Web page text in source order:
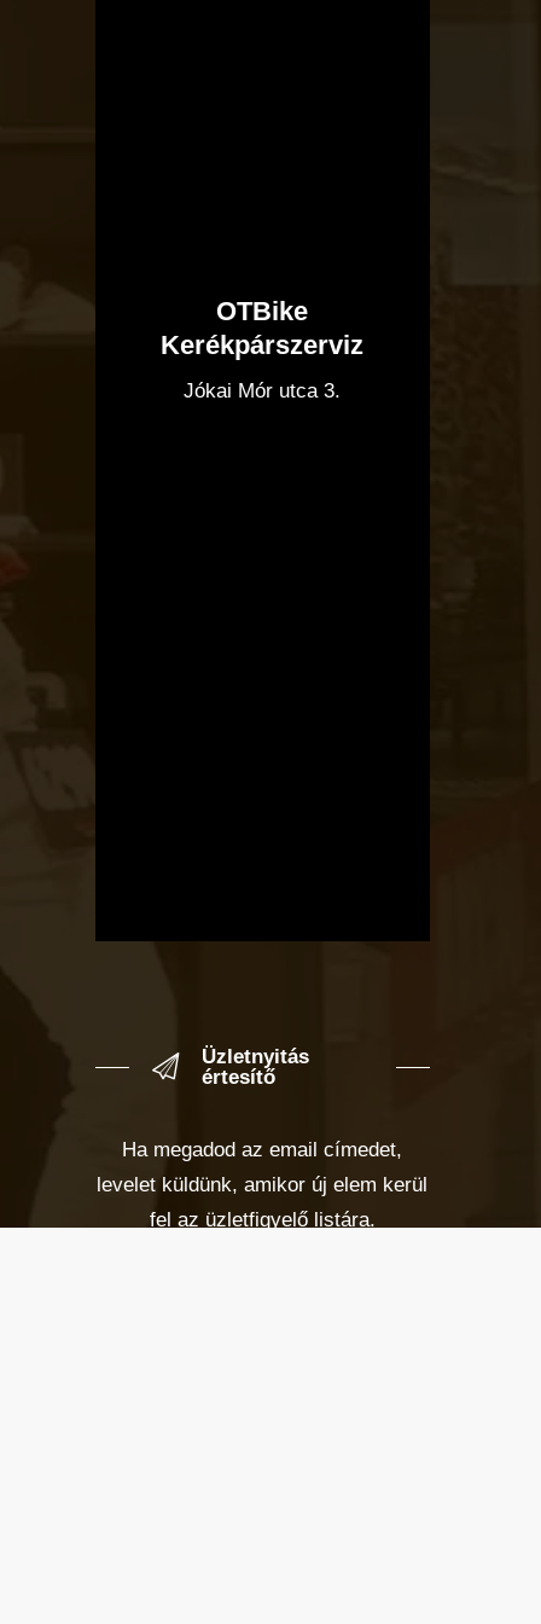
OTBike
Kerékpárszerviz
Jókai Mór utca 3.
Üzletnyitás
értesítő
Ha megadod az email címedet,
levelet küldünk, amikor új elem kerül
fel az üzletfigyelő listára.